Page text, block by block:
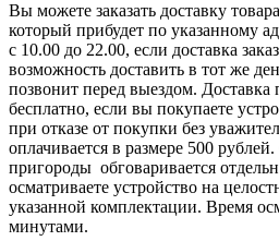
Вы можете заказать доставку
который прибудет по указанному
с 10.00 до 22.00, если доставка
возможность доставить в тот же
позвонит перед выездом. Доставка
бесплатно, если вы покупаете
при отказе от покупки без
оплачивается в размере 500
пригороды обговаривается
осматриваете устройство на
указанной комплектации. Время
минутами.